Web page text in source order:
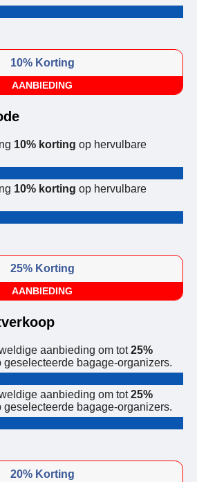
10% Korting
AANBIEDING
10% korting op hervulbare
10% korting op hervulbare
25% Korting
AANBIEDING
aanbieding om tot25%
geselecteerde bagage-organizers.
aanbieding om tot25%
geselecteerde bagage-organizers.
20% Korting